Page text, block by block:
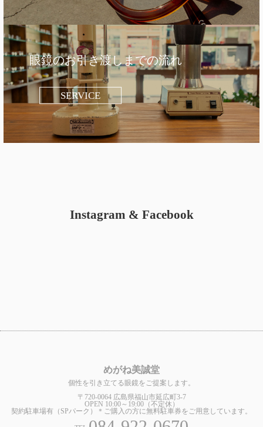
眼鏡のお引き渡しまでの流れ
SERVICE
Instagram & Facebook
めがね美誠堂
個性を引き立てる眼鏡をご提案します。
〒720-0064 広島県福山市延広町3-7
OPEN 10:00～19:00（不定休）
契約駐車場有（SPパーク）＊ご購入の方に無料駐車券をご用意しています。